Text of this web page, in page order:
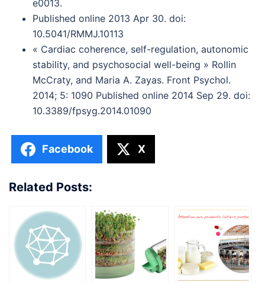
e0013.
Published online 2013 Apr 30. doi:
10.5041/RMMJ.10113
« Cardiac coherence, self-regulation, autonomic
stability, and psychosocial well-being » Rollin
McCraty, and Maria A. Zayas. Front Psychol.
2014; 5: 1090 Published online 2014 Sep 29. doi:
10.3389/fpsyg.2014.01090
Facebook X
Related Posts: